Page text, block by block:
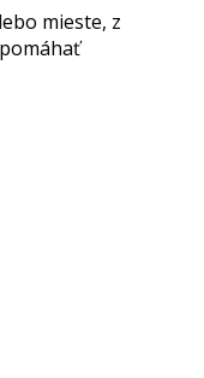
mieste, z